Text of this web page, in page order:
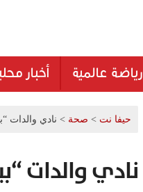
رياضة عالمية أخبار
حيفا نت > صحة > نادي والدات
نادي والدات